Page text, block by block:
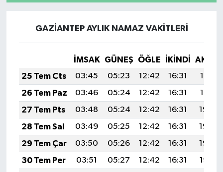
GAZİANTEP AYLIK NAMAZ VAKITLERI
İMSAK GÜNEŞ ÖĞLE İKINDI
25 Tem Cts
03:45 05:23 12:42 16:31
19:51
26 Tem Paz
03:46 05:24 12:42 16:31
19:51
27 Tem Pts
03:48 05:24 12:42 16:31
19:50
28 Tem Sal
03:49 05:25 12:42 16:31
19:49
29 Tem Çar
03:50 05:26 12:42 16:31
19:48
30 Tem Per
03:51 05:27 12:42 16:31
19:47